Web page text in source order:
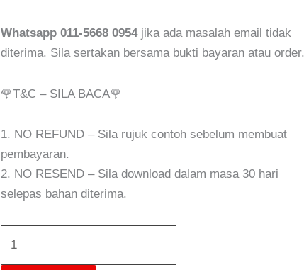
Whatsapp 011-5668 0954jika ada masalah email tidak
diterima. Sila sertakan bersama bukti bayaran atau order.
🌹T&C – SILA BACA🌹
1. NO REFUND – Sila rujuk contoh sebelum membuat
pembayaran.
2. NO RESEND – Sila download dalam masa 30 hari
selepas bahan diterima.